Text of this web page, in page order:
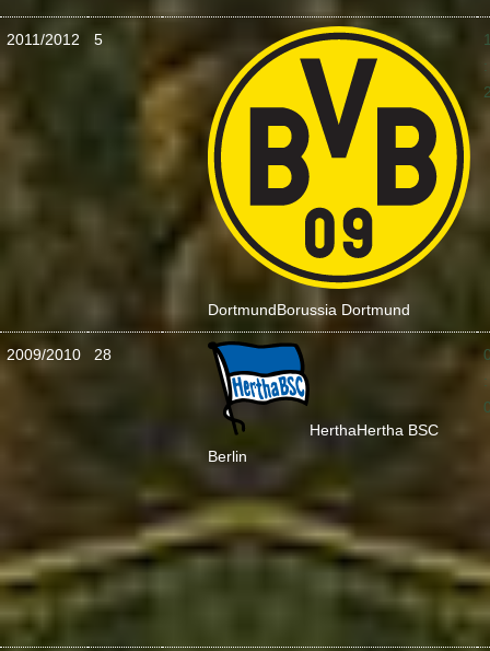
2011/2012 5
DortmundBorussia Dortmund
2009/2010 28
HerthaHertha BSC
Berlin
: